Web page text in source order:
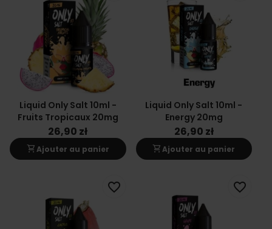
Liquid Only Salt 10ml -
Fruits Tropicaux 20mg
26,90 zł
shopping_cartAjouter au panier
Liquid Only Salt 10ml -
Energy 20mg
26,90 zł
shopping_cartAjouter au panier
favorite_border favorite_border